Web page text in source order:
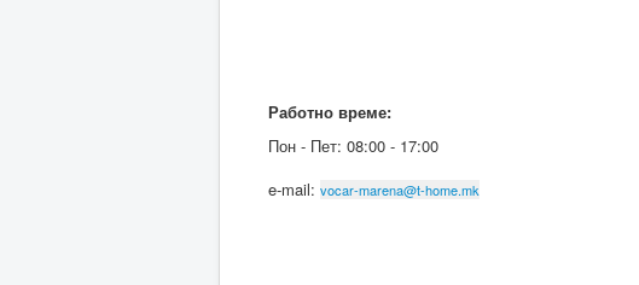
Работно време:
Пон - Пет: 08:00 - 17:00
e-mail: vocar-marena@t-home.mk